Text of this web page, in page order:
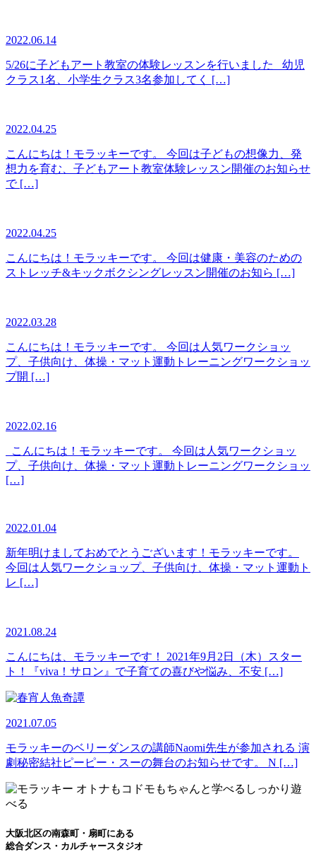
2022.06.14
5/26に子どもアート教室の体験レッスンを行いました 幼児
クラス1名、小学生クラス3名参加してく […]
2022.04.25
こんにちは！モラッキーです。 今回は子どもの想像力、発
想力を育む、子どもアート教室体験レッスン開催のお知らせ
で […]
2022.04.25
こんにちは！モラッキーです。 今回は健康・美容のための
ストレッチ&キックボクシングレッスン開催のお知ら […]
2022.03.28
こんにちは！モラッキーです。 今回は人気ワークショッ
プ、子供向け、体操・マット運動トレーニングワークショッ
プ開 […]
2022.02.16
こんにちは！モラッキーです。 今回は人気ワークショッ
プ、子供向け、体操・マット運動トレーニングワークショッ
[…]
2022.01.04
新年明けましておめでとうございます！モラッキーです。
今回は人気ワークショップ、子供向け、体操・マット運動ト
レ […]
2021.08.24
こんにちは、モラッキーです！ 2021年9月2日（木）スター
ト！『viva！サロン』で子育ての喜びや悩み、不安 […]
2021.07.05
モラッキーのベリーダンスの講師Naomi先生が参加される 演
劇秘密結社ピーピー・スーの舞台のお知らせです。 N […]
大阪北区の南森町・扇町にある
総合ダンス・カルチャースタジオ